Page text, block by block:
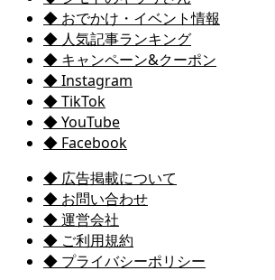
◆ おでかけ・イベント情報
◆ 人気記事ランキング
◆ キャンペーン&クーポン
◆ Instagram
◆ TikTok
◆ YouTube
◆ Facebook
◆ 広告掲載について
◆ お問い合わせ
◆ 運営会社
◆ ご利用規約
◆ プライバシーポリシー